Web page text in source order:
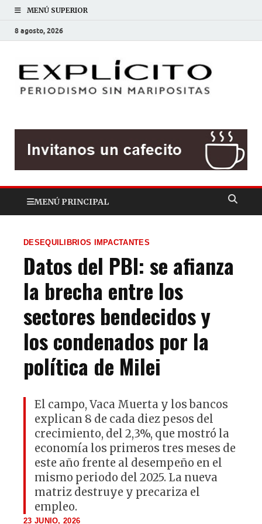
MENÚ SUPERIOR
8 agosto, 2026
MENÚ PRINCIPAL
DESEQUILIBRIOS IMPACTANTES
Datos del PBI: se afianza
la brecha entre los
sectores bendecidos y
los condenados por la
política de Milei
El campo, Vaca Muerta y los bancos
explican 8 de cada diez pesos del
crecimiento, del 2,3%, que mostró la
economía los primeros tres meses de
este año frente al desempeño en el
mismo periodo del 2025. La nueva
matriz destruye y precariza el
empleo.
23 JUNIO, 2026